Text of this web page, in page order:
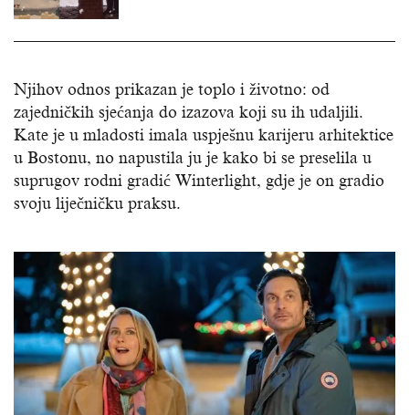
Njihov odnos prikazan je toplo i životno: od
zajedničkih sjećanja do izazova koji su ih udaljili.
Kate je u mladosti imala uspješnu karijeru arhitektice
u Bostonu, no napustila ju je kako bi se preselila u
suprugov rodni gradić Winterlight, gdje je on gradio
svoju liječničku praksu.